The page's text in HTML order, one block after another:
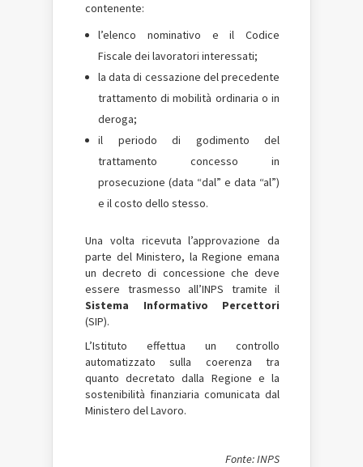
contenente:
l’elenco nominativo e il Codice
Fiscale dei lavoratori interessati;
la data di cessazione del precedente
trattamento di mobilità ordinaria o in
deroga;
il periodo di godimento del
trattamento concesso in
prosecuzione (data “dal” e data “al”)
e il costo dello stesso.
Una volta ricevuta l’approvazione da
parte del Ministero, la Regione emana
un decreto di concessione che deve
essere trasmesso all’INPS tramite il
Sistema Informativo Percettori
(SIP).
L’Istituto effettua un controllo
automatizzato sulla coerenza tra
quanto decretato dalla Regione e la
sostenibilità finanziaria comunicata dal
Ministero del Lavoro.
Fonte: INPS